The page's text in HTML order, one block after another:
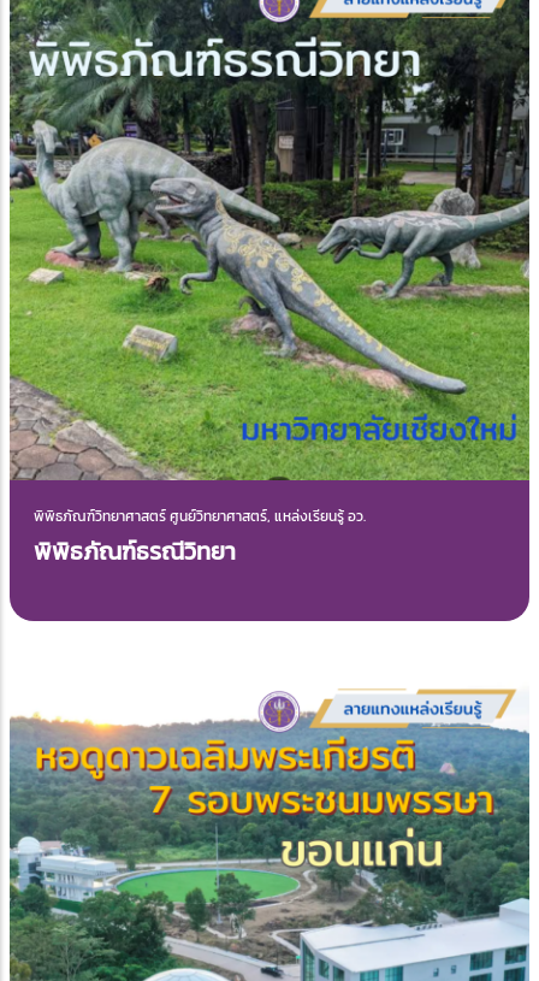
พิพิธภัณฑ์วิทยาศาสตร์ ศูนย์วิทยาศาสตร์, แหล่งเรียนรู้ อว.
พิพิธภัณฑ์ธรณีวิทยา